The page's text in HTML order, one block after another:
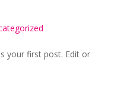
your first post. Edit or